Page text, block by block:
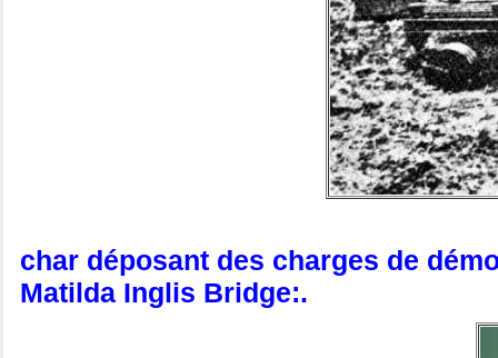
char déposant des charges de
Matilda Inglis Bridge:.